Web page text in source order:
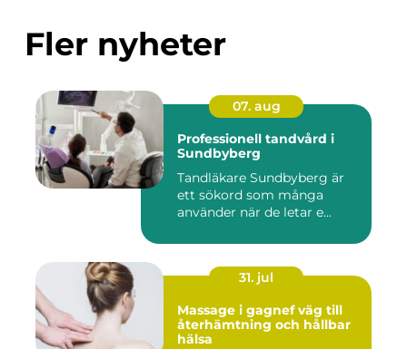
Fler nyheter
07. aug
Professionell tandvård i
Sundbyberg
Tandläkare Sundbyberg är
ett sökord som många
använder när de letar e...
31. jul
Massage i gagnef väg till
återhämtning och hållbar
hälsa